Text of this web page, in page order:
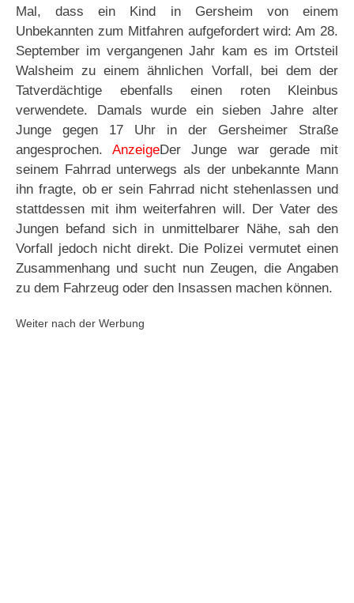
Mal, dass ein Kind in Gersheim von einem
Unbekannten zum Mitfahren aufgefordert wird: Am 28.
September im vergangenen Jahr kam es im Ortsteil
Walsheim zu einem ähnlichen Vorfall, bei dem der
Tatverdächtige ebenfalls einen roten Kleinbus
verwendete. Damals wurde ein sieben Jahre alter
Junge gegen 17 Uhr in der Gersheimer Straße
angesprochen.AnzeigeDer Junge war gerade mit
seinem Fahrrad unterwegs als der unbekannte Mann
ihn fragte, ob er sein Fahrrad nicht stehenlassen und
stattdessen mit ihm weiterfahren will. Der Vater des
Jungen befand sich in unmittelbarer Nähe, sah den
Vorfall jedoch nicht direkt. Die Polizei vermutet einen
Zusammenhang und sucht nun Zeugen, die Angaben
zu dem Fahrzeug oder den Insassen machen können.
Weiter nach der Werbung